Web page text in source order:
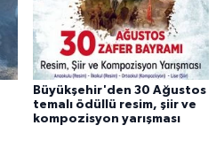
Büyükşehir'den 30 Ağustos
temalı ödüllü resim, şiir ve
kompozisyon yarışması